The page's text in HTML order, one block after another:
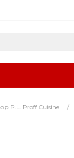
P.L. Proff Cuisine /